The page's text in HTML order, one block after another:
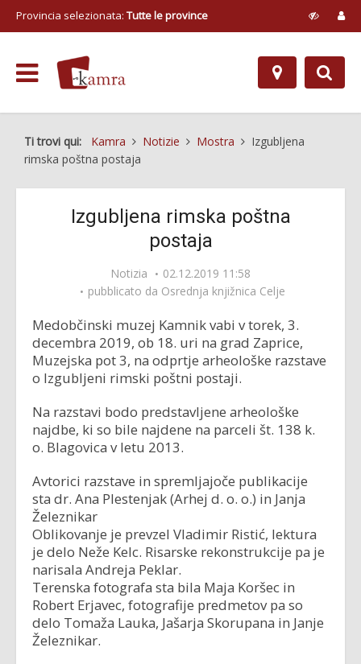
Provincia selezionata: Tutte le province
Ti trovi qui: Kamra Notizie Mostra
Izgubljena
rimska poštna postaja
Izgubljena rimska poštna
postaja
Notizia
02.12.2019 11:58
pubblicato da Osrednja knjižnica Celje
Medobčinski muzej Kamnik vabi v torek, 3.
decembra 2019, ob 18. uri na grad Zaprice,
Muzejska pot 3, na odprtje arheološke razstave
o Izgubljeni rimski poštni postaji.
Na razstavi bodo predstavljene arheološke
najdbe, ki so bile najdene na parceli št. 138 k.
o. Blagovica v letu 2013.
Avtorici razstave in spremljajoče publikacije
sta dr. Ana Plestenjak (Arhej d. o. o.) in Janja
Železnikar
Oblikovanje je prevzel Vladimir Ristić, lektura
je delo Neže Kelc. Risarske rekonstrukcije pa je
narisala Andreja Peklar.
Terenska fotografa sta bila Maja Koršec in
Robert Erjavec, fotografije predmetov pa so
delo Tomaža Lauka, Jašarja Skorupana in Janje
Železnikar.